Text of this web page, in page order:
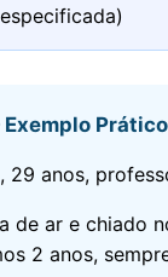
Prático
29 anos,
de ar e chiado
2 anos,